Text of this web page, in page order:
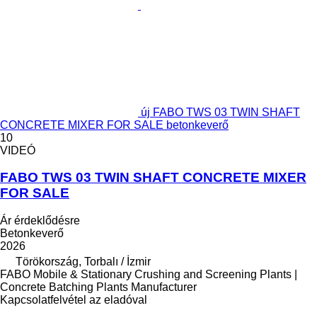
új FABO TWS 03 TWIN SHAFT
CONCRETE MIXER FOR SALE betonkeverő
10
VIDEÓ
FABO TWS 03 TWIN SHAFT CONCRETE MIXER
FOR SALE
Ár érdeklődésre
Betonkeverő
2026
Törökország, Torbalı / İzmir
FABO Mobile & Stationary Crushing and Screening Plants |
Concrete Batching Plants Manufacturer
Kapcsolatfelvétel az eladóval